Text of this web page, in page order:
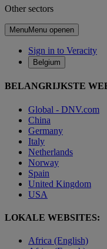
Other sectors
MenuMenu openen
Sign in to Veracity
Belgium
BELANGRIJKSTE
Global - DNV.com
China
Germany
Italy
Netherlands
Norway
Spain
United Kingdom
USA
LOKALE WEBSITES:
Africa (English)